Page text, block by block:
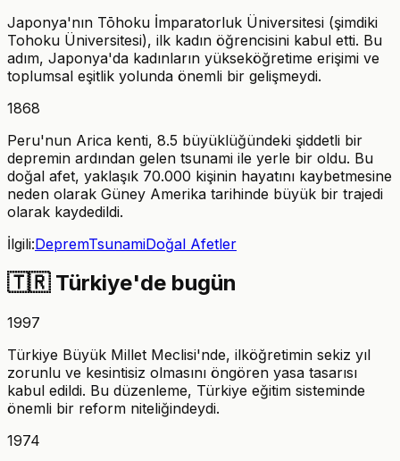
Japonya'nın Tōhoku İmparatorluk Üniversitesi (şimdiki
Tohoku Üniversitesi), ilk kadın öğrencisini kabul etti. Bu
adım, Japonya'da kadınların yükseköğretime erişimi ve
toplumsal eşitlik yolunda önemli bir gelişmeydi.
1868
Peru'nun Arica kenti, 8.5 büyüklüğündeki şiddetli bir
depremin ardından gelen tsunami ile yerle bir oldu. Bu
doğal afet, yaklaşık 70.000 kişinin hayatını kaybetmesine
neden olarak Güney Amerika tarihinde büyük bir trajedi
olarak kaydedildi.
İlgili:DepremTsunamiDoğal Afetler
🇹🇷 Türkiye'de bugün
1997
Türkiye Büyük Millet Meclisi'nde, ilköğretimin sekiz yıl
zorunlu ve kesintisiz olmasını öngören yasa tasarısı
kabul edildi. Bu düzenleme, Türkiye eğitim sisteminde
önemli bir reform niteliğindeydi.
1974